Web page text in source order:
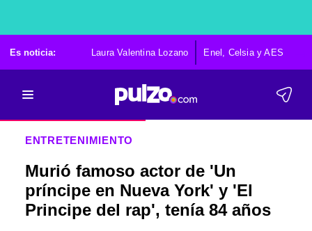
Es noticia: Laura Valentina Lozano Enel, Celsia y AES
ENTRETENIMIENTO
Murió famoso actor de 'Un
príncipe en Nueva York' y 'El
Principe del rap', tenía 84 años